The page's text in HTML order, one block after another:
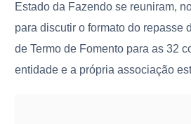
Estado da Fazendo se reuniram,
para discutir o formato do repasse
de Termo de Fomento para as 32
entidade e a própria associação